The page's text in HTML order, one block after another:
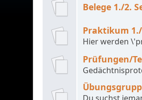
Belege 1./2.
Praktikum
Hier werden
Prüfungen/